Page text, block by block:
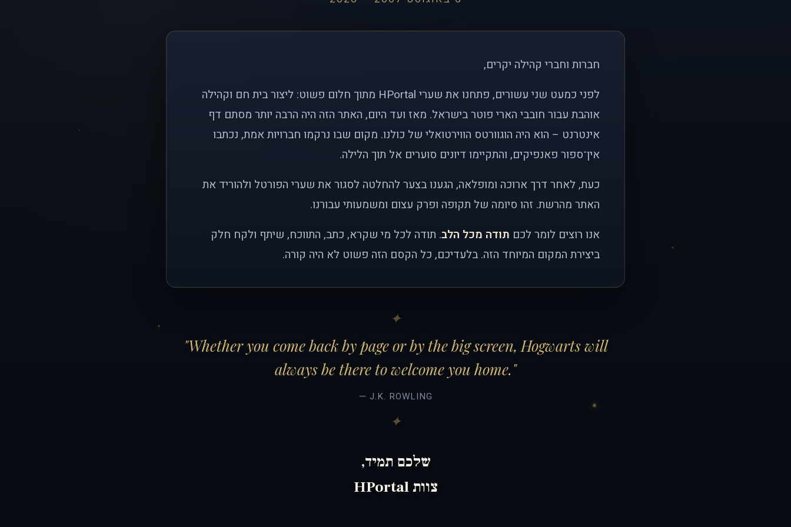
חברות וחברי קהילה יקרים,
לפני כמעט שני עשורים, פתחנו את שערי HPortal מתוך חלום פשוט: ליצור בית חם וקהילה
אוהבת עבור חובבי הארי פוטר בישראל. מאז ועד היום, האתר הזה היה הרבה יותר מסתם דף
אינטרנט – הוא היה הוגוורטס הווירטואלי של כולנו. מקום שבו נרקמו חברויות אמת, נכתבו
אין־ספור פאנפיקים, והתקיימו דיונים סוערים אל תוך הלילה.
כעת, לאחר דרך ארוכה ומופלאה, הגענו בצער להחלטה לסגור את שערי הפורטל ולהוריד את
האתר מהרשת. זהו סיומה של תקופה ופרק עצום ומשמעותי עבורנו.
אנו רוצים לומר לכם תודה מכל הלב. תודה לכל מי שקרא, כתב, התווכח, שיתף ולקח חלק
ביצירת המקום המיוחד הזה. בלעדיכם, כל הקסם הזה פשוט לא היה קורה.
"Whether you come back by page or by the big screen, Hogwarts will
always be there to welcome you home."
— J.K. ROWLING
שלכם תמיד,
צוות HPortal